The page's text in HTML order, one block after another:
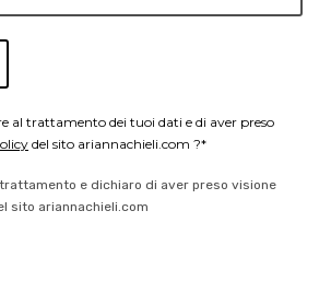
al trattamento dei tuoi dati e di aver preso
del sito ariannachieli.com ?*
e dichiaro di aver preso visione
sito ariannachieli.com